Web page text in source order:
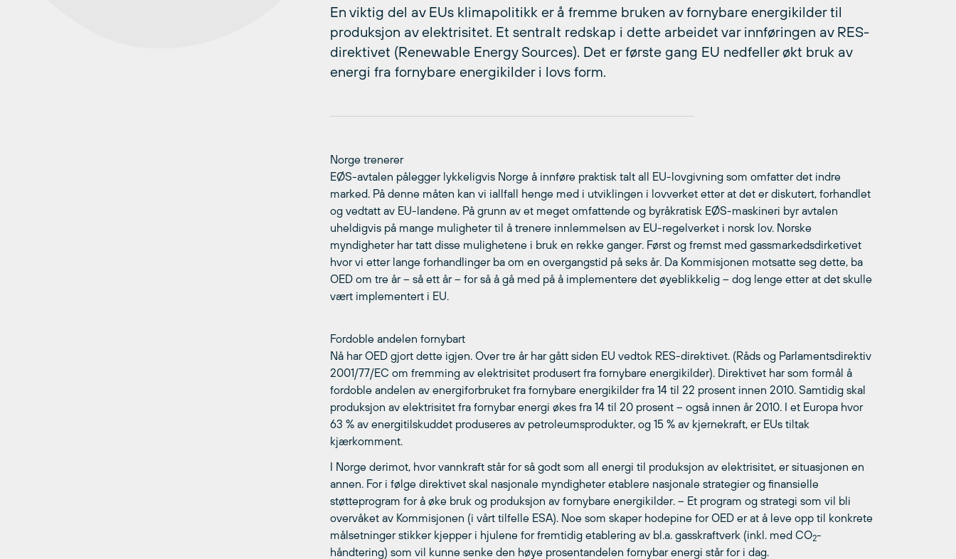
En viktig del av EUs klimapolitikk er å fremme bruken av fornybare energikilder til
produksjon av elektrisitet. Et sentralt redskap i dette arbeidet var innføringen av RES-
direktivet (Renewable Energy Sources). Det er første gang EU nedfeller økt bruk av
energi fra fornybare energikilder i lovs form.
Norge trenerer
EØS-avtalen pålegger lykkeligvis Norge å innføre praktisk talt all EU-lovgivning som omfatter det indre
marked. På denne måten kan vi iallfall henge med i utviklingen i lovverket etter at det er diskutert, forhandlet
og vedtatt av EU-landene. På grunn av et meget omfattende og byråkratisk EØS-maskineri byr avtalen
uheldigvis på mange muligheter til å trenere innlemmelsen av EU-regelverket i norsk lov. Norske
myndigheter har tatt disse mulighetene i bruk en rekke ganger. Først og fremst med gassmarkedsdirketivet
hvor vi etter lange forhandlinger ba om en overgangstid på seks år. Da Kommisjonen motsatte seg dette, ba
OED om tre år – så ett år – for så å gå med på å implementere det øyeblikkelig – dog lenge etter at det skulle
vært implementert i EU.
Fordoble andelen fornybart
Nå har OED gjort dette igjen. Over tre år har gått siden EU vedtok RES-direktivet. (Råds og Parlamentsdirektiv
2001/77/EC om fremming av elektrisitet produsert fra fornybare energikilder). Direktivet har som formål å
fordoble andelen av energiforbruket fra fornybare energikilder fra 14 til 22 prosent innen 2010. Samtidig skal
produksjon av elektrisitet fra fornybar energi økes fra 14 til 20 prosent – også innen år 2010. I et Europa hvor
63 % av energitilskuddet produseres av petroleumsprodukter, og 15 % av kjernekraft, er EUs tiltak
kjærkomment.
I Norge derimot, hvor vannkraft står for så godt som all energi til produksjon av elektrisitet, er situasjonen en
annen. For i følge direktivet skal nasjonale myndigheter etablere nasjonale strategier og finansielle
støtteprogram for å øke bruk og produksjon av fornybare energikilder. – Et program og strategi som vil bli
overvåket av Kommisjonen (i vårt tilfelle ESA). Noe som skaper hodepine for OED er at å leve opp til konkrete
målsetninger stikker kjepper i hjulene for fremtidig etablering av bl.a. gasskraftverk (inkl. med CO2-
håndtering) som vil kunne senke den høye prosentandelen fornybar energi står for i dag.